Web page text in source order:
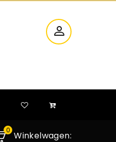
Winkelwagen:
0